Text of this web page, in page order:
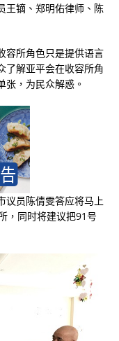
王镝、郑明佑律师、陈
容所角色只是提供语言
了解亚平会在收容所角
，为民众解惑。
议员陈倩雯答应将马上
，同时将建议把91号